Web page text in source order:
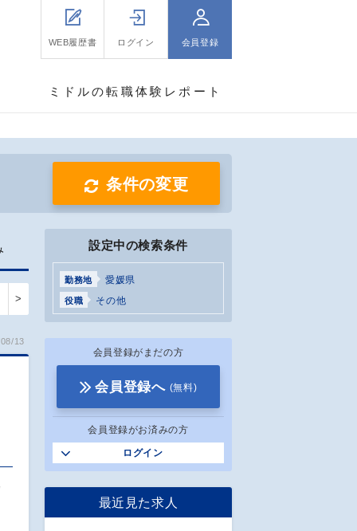
WEB履歴書 ログイン 会員登録
ミドルの転職体験レポート
条件の変更
>
13
設定中の検索条件
勤務地 愛媛県
役職 その他
会員登録がまだの方
会員登録へ (無料)
会員登録がお済みの方
ログイン
最近見た求人